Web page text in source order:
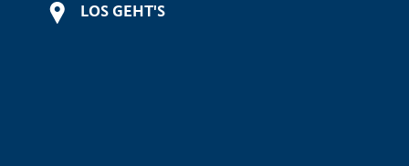
LOS GEHT'S